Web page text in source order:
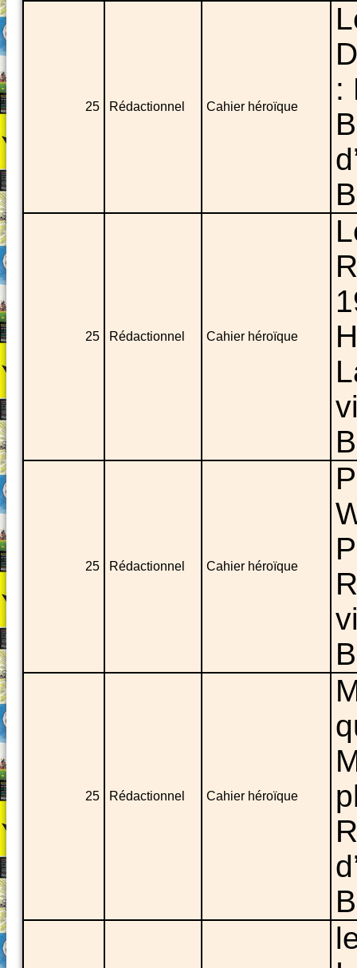
25 Rédactionnel Cahier héroïque
:
25 Rédactionnel Cahier héroïque
25 Rédactionnel Cahier héroïque
25 Rédactionnel Cahier héroïque